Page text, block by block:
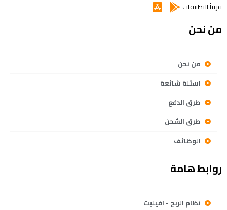
قريباً التطبيقات
من نحن
من نحن
اسئلة شائعة
طرق الدفع
طرق الشحن
الوظائف
روابط هامة
نظام الربح - افيليت